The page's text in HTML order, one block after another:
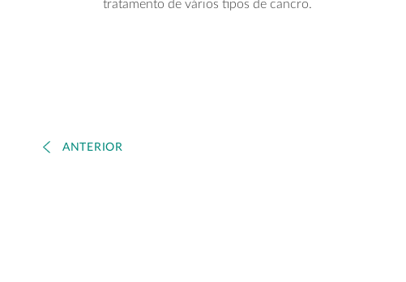
tratamento de vários tipos de cancro.
ANTERIOR